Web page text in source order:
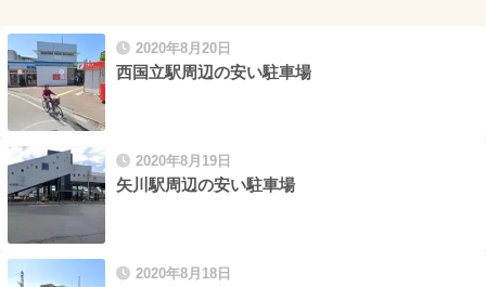
2020年8月20日
西国立駅周辺の安い駐車場
2020年8月19日
矢川駅周辺の安い駐車場
2020年8月18日